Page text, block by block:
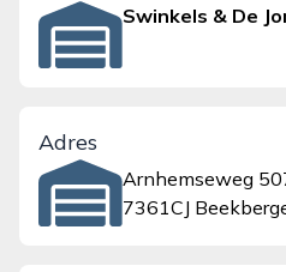
Swinkels & De
Adres
Arnhemseweg
7361CJ